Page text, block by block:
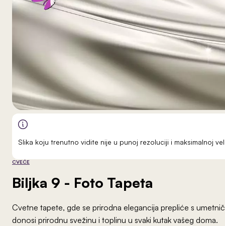
Slika koju trenutno vidite nije u punoj rezoluciji i maksimalnoj
CVEĆE
Biljka 9 - Foto Tapeta
Cvetne tapete, gde se prirodna elegancija prepliće s
donosi prirodnu svežinu i toplinu u svaki kutak vašeg doma.